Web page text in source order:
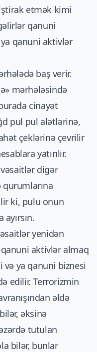
etmək kimi
qanuni
qanuni aktivlər
baş verir.
mərhələsində
cinayət
pul pul alətlərinə,
çeklərinə çevrilir
yatırılır.
digər
ki, pulu onun
yenidən
aktivlər almaq
və ya qanuni biznesi
edilir. Terrorizmin
əldə
əksinə
tutulan
bilər, bunlar